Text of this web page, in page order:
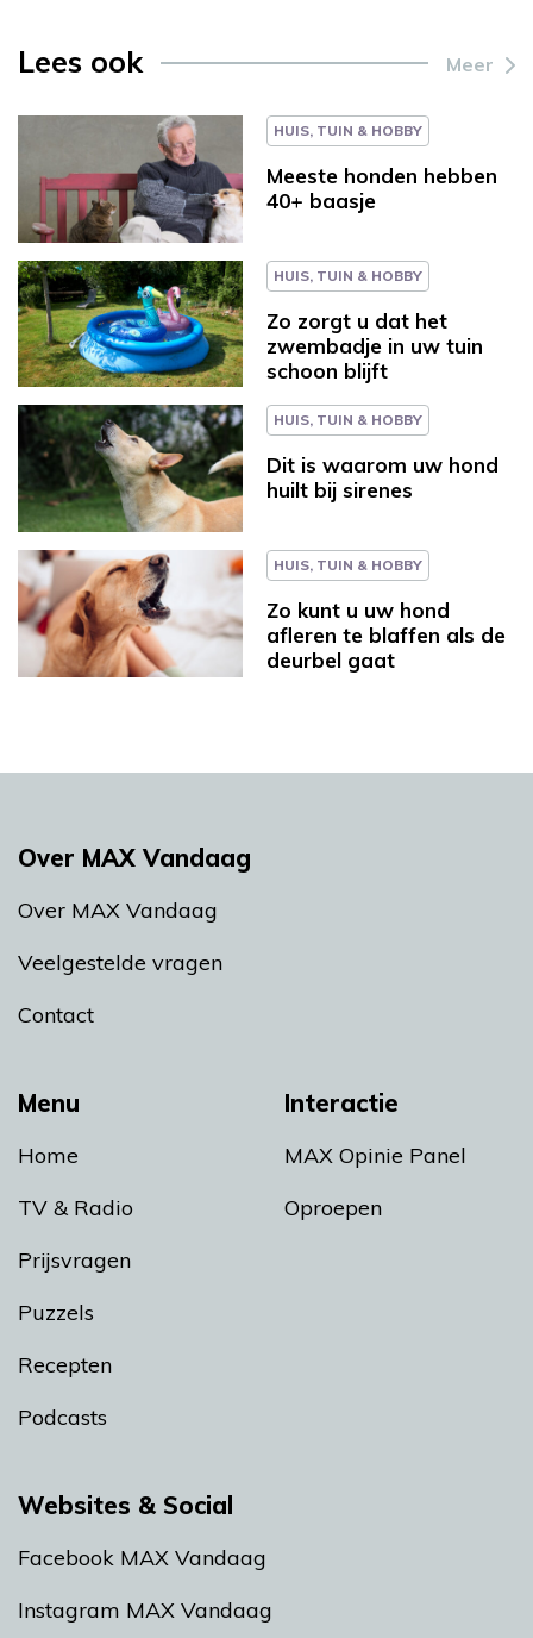
Lees ook Meer
HUIS, TUIN & HOBBY
Meeste honden hebben
40+ baasje
HUIS, TUIN & HOBBY
Zo zorgt u dat het
zwembadje in uw tuin
schoon blijft
HUIS, TUIN & HOBBY
Dit is waarom uw hond
huilt bij sirenes
HUIS, TUIN & HOBBY
Zo kunt u uw hond
afleren te blaffen als de
deurbel gaat
Menu
Home
TV & Radio
Prijsvragen
Puzzels
Recepten
Podcasts
Interactie
MAX Opinie Panel
Oproepen
Over MAX Vandaag
Over MAX Vandaag
Veelgestelde vragen
Contact
Websites & Social
Facebook MAX Vandaag
Instagram MAX Vandaag